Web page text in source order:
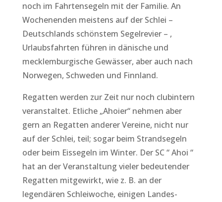
noch im Fahrtensegeln mit der Familie. An
Wochenenden meistens auf der Schlei –
Deutschlands schönstem Segelrevier – ,
Urlaubsfahrten führen in dänische und
mecklemburgische Gewässer, aber auch nach
Norwegen, Schweden und Finnland.
Regatten werden zur Zeit nur noch clubintern
veranstaltet. Etliche „Ahoier“ nehmen aber
gern an Regatten anderer Vereine, nicht nur
auf der Schlei, teil; sogar beim Strandsegeln
oder beim Eissegeln im Winter. Der SC “ Ahoi “
hat an der Veranstaltung vieler bedeutender
Regatten mitgewirkt, wie z. B. an der
legendären Schleiwoche, einigen Landes-